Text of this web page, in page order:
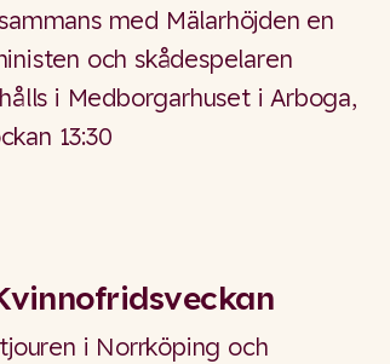
med Mälarhöjden en
och skådespelaren
i Medborgarhuset i Arboga,
13:30
i Norrköping och